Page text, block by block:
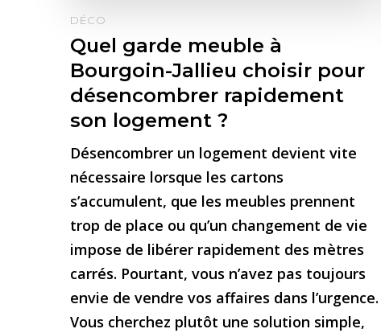
DÉCO
Quel garde meuble à
Bourgoin-Jallieu choisir pour
désencombrer rapidement
son logement ?
Désencombrer un logement devient vite
nécessaire lorsque les cartons
s’accumulent, que les meubles prennent
trop de place ou qu’un changement de vie
impose de libérer rapidement des mètres
carrés. Pourtant, vous n’avez pas toujours
envie de vendre vos affaires dans l’urgence.
Vous cherchez plutôt une solution simple,